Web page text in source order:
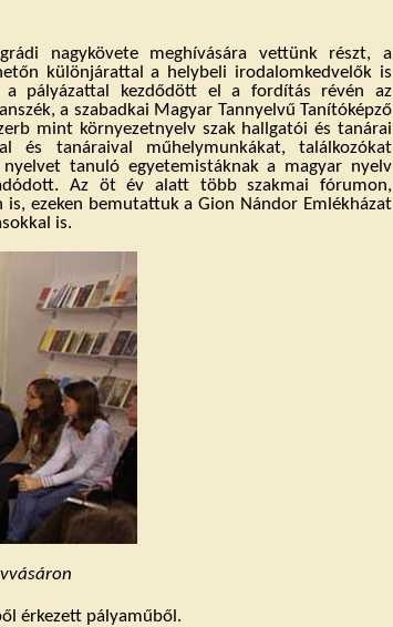
nagykövete meghívására vettünk részt, a
különjárattal a helybeli irodalomkedvelők is
pályázattal kezdődött el a fordítás révén az
a szabadkai Magyar Tannyelvű Tanítóképző
mint környezetnyelv szak hallgatói és tanárai
és tanáraival műhelymunkákat, találkozókat
tanuló egyetemistáknak a magyar nyelv
Az öt év alatt több szakmai fórumon,
ezeken bemutattuk a Gion Nándor Emlékházat
is.
érkezett pályaműből.